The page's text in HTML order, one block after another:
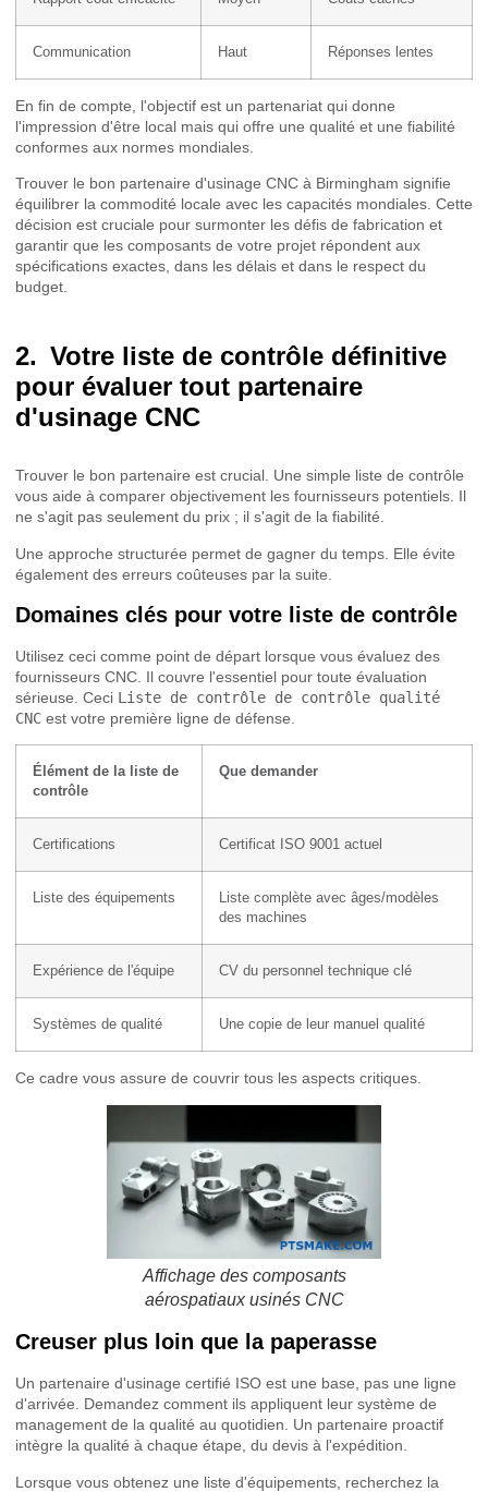
Communication Haut Réponses lentes
En fin de compte, l'objectif est un partenariat qui donne
l'impression d'être local mais qui offre une qualité et une fiabilité
conformes aux normes mondiales.
Trouver le bon partenaire d'usinage CNC à Birmingham signifie
équilibrer la commodité locale avec les capacités mondiales. Cette
décision est cruciale pour surmonter les défis de fabrication et
garantir que les composants de votre projet répondent aux
spécifications exactes, dans les délais et dans le respect du
budget.
Votre liste de contrôle définitive
pour évaluer tout partenaire
d'usinage CNC
Trouver le bon partenaire est crucial. Une simple liste de contrôle
vous aide à comparer objectivement les fournisseurs potentiels. Il
ne s'agit pas seulement du prix ; il s'agit de la fiabilité.
Une approche structurée permet de gagner du temps. Elle évite
également des erreurs coûteuses par la suite.
Domaines clés pour votre liste de contrôle
Utilisez ceci comme point de départ lorsque vous évaluez des
fournisseurs CNC. Il couvre l'essentiel pour toute évaluation
sérieuse. Ceci Liste de contrôle de contrôle qualité
CNC est votre première ligne de défense.
Élément de la liste de
contrôle
Que demander
Certifications Certificat ISO 9001 actuel
Liste des équipements
Liste complète avec âges/modèles
des machines
Expérience de l'équipe CV du personnel technique clé
Systèmes de qualité Une copie de leur manuel qualité
Ce cadre vous assure de couvrir tous les aspects critiques.
Affichage des composants
aérospatiaux usinés CNC
Creuser plus loin que la paperasse
Un partenaire d'usinage certifié ISO est une base, pas une ligne
d'arrivée. Demandez comment ils appliquent leur système de
management de la qualité au quotidien. Un partenaire proactif
intègre la qualité à chaque étape, du devis à l'expédition.
Lorsque vous obtenez une liste d'équipements, recherchez la